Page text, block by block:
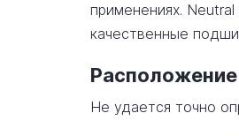
применениях.
качественные
Расположение
Не удается точно